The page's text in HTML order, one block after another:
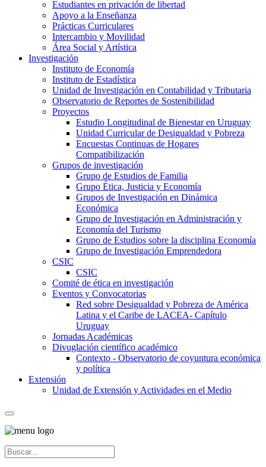
Estudiantes en privación de libertad
Apoyo a la Enseñanza
Prácticas Curriculares
Intercambio y Movilidad
Área Social y Artística
Investigación
Instituto de Economía
Instituto de Estadística
Unidad de Investigación en Contabilidad y Tributaria
Observatorio de Reportes de Sostenibilidad
Proyectos
Estudio Longitudinal de Bienestar en Uruguay
Unidad Curricular de Desigualdad y Pobreza
Encuestas Continuas de Hogares
Compatibilización
Grupos de investigación
Grupo de Estudios de Familia
Grupo Ética, Justicia y Economía
Grupos de Investigación en Dinámica
Económica
Grupo de Investigación en Administración y
Economía del Turismo
Grupo de Estudios sobre la disciplina Economía
Grupo de Investigación Emprendedora
CSIC
CSIC
Comité de ética en investigación
Eventos y Convocatorias
Red sobre Desigualdad y Pobreza de América
Latina y el Caribe de LACEA- Capítulo
Uruguay
Jornadas Académicas
Divuglación científico académico
Contexto - Observatorio de coyuntura económica
y política
Extensión
Unidad de Extensión y Actividades en el Medio